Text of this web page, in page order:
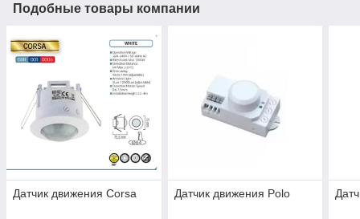
Подобные товары компании
Датчик движения Corsa Датчик движения Polo